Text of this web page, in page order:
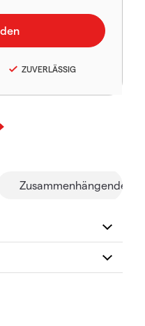
ZUVERLÄSSIG
Zusammenhängende